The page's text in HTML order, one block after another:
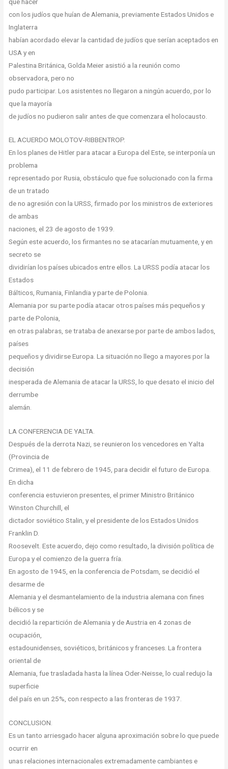
con los judíos que huían de Alemania, previamente Estados Unidos e
Inglaterra
habían acordado elevar la cantidad de judíos que serían aceptados en
USA y en
Palestina Británica, Golda Meier asistió a la reunión como
observadora, pero no
pudo participar. Los asistentes no llegaron a ningún acuerdo, por lo
que la mayoría
de judíos no pudieron salir antes de que comenzara el holocausto.
EL ACUERDO MOLOTOV-RIBBENTROP.
En los planes de Hitler para atacar a Europa del Este, se interponía un
problema
representado por Rusia, obstáculo que fue solucionado con la firma
de un tratado
de no agresión con la URSS, firmado por los ministros de exteriores
de ambas
naciones, el 23 de agosto de 1939.
Según este acuerdo, los firmantes no se atacarían mutuamente, y en
secreto se
dividirían los países ubicados entre ellos. La URSS podía atacar los
Estados
Bálticos, Rumania, Finlandia y parte de Polonia.
Alemania por su parte podía atacar otros países más pequeños y
parte de Polonia,
en otras palabras, se trataba de anexarse por parte de ambos lados,
países
pequeños y dividirse Europa. La situación no llego a mayores por la
decisión
inesperada de Alemania de atacar la URSS, lo que desato el inicio del
derrumbe
alemán.
LA CONFERENCIA DE YALTA.
Después de la derrota Nazi, se reunieron los vencedores en Yalta
(Provincia de
Crimea), el 11 de febrero de 1945, para decidir el futuro de Europa.
En dicha
conferencia estuvieron presentes, el primer Ministro Británico
Winston Churchill, el
dictador soviético Stalin, y el presidente de los Estados Unidos
Franklin D.
Roosevelt. Este acuerdo, dejo como resultado, la división política de
Europa y el comienzo de la guerra fría.
En agosto de 1945, en la conferencia de Potsdam, se decidió el
desarme de
Alemania y el desmantelamiento de la industria alemana con fines
bélicos y se
decidió la repartición de Alemania y de Austria en 4 zonas de
ocupación,
estadounidenses, soviéticos, británicos y franceses. La frontera
oriental de
Alemania, fue trasladada hasta la línea Oder-Neisse, lo cual redujo la
superficie
del país en un 25%, con respecto a las fronteras de 1937.
CONCLUSION.
Es un tanto arriesgado hacer alguna aproximación sobre lo que puede
ocurrir en
unas relaciones internacionales extremadamente cambiantes e